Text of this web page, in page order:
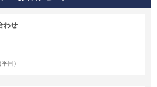
わせ
日）